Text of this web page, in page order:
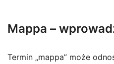
Mappa –
Termin „mappa” może